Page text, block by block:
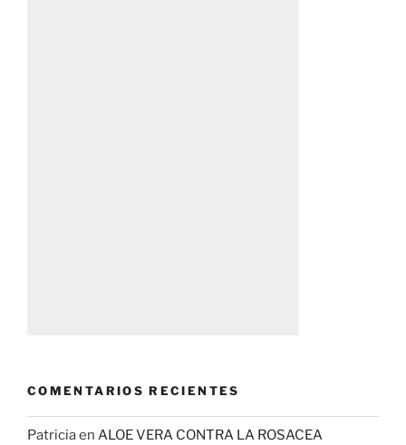
COMENTARIOS RECIENTES
Patriciaen ALOE VERA CONTRA LA ROSACEA